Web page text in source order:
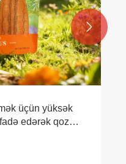
üçün yüksək
edərək qoz
